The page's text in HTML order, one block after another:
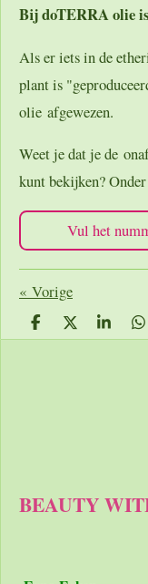
Bij doTERRA olie
Als er iets in de
plant is
olie afgewezen.
Weet je dat je de
kunt bekijken?
Vul het
« Vorige
D
e
D
e
S
h
D
e
BEAUTY